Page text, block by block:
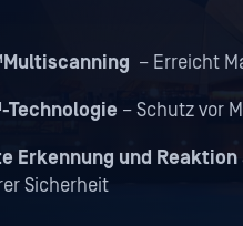
– Erreicht
Technologie – Schutz vor
Erkennung und Reaktion
Sicherheit